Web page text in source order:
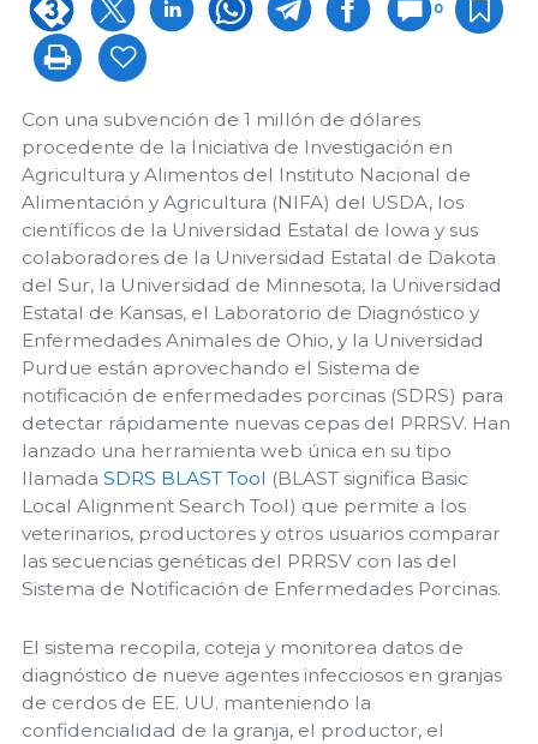
0
Con una subvención de 1 millón de dólares
procedente de la Iniciativa de Investigación en
Agricultura y Alimentos del Instituto Nacional de
Alimentación y Agricultura (NIFA) del USDA, los
científicos de la Universidad Estatal de Iowa y sus
colaboradores de la Universidad Estatal de Dakota
del Sur, la Universidad de Minnesota, la Universidad
Estatal de Kansas, el Laboratorio de Diagnóstico y
Enfermedades Animales de Ohio, y la Universidad
Purdue están aprovechando el Sistema de
notificación de enfermedades porcinas (SDRS) para
detectar rápidamente nuevas cepas del PRRSV. Han
lanzado una herramienta web única en su tipo
llamada SDRS BLAST Tool (BLAST significa Basic
Local Alignment Search Tool) que permite a los
veterinarios, productores y otros usuarios comparar
las secuencias genéticas del PRRSV con las del
Sistema de Notificación de Enfermedades Porcinas.
El sistema recopila, coteja y monitorea datos de
diagnóstico de nueve agentes infecciosos en granjas
de cerdos de EE. UU. manteniendo la
confidencialidad de la granja, el productor, el